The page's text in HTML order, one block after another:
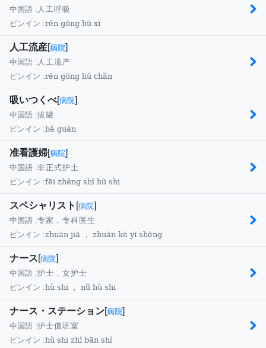
中国語 : 人工呼吸
ピンイン :rén gōng hū xī
人工流産[病院]
中国語 : 人工流产
ピンイン :rén gōng liú chǎn
吸いつくべ[病院]
中国語 :拔罐
ピンイン :bá guàn
准看護婦[病院]
中国語 :非正式护士
ピンイン :fēi zhèng shì hù shi
スペシャリスト [病院]
中国語 :专家，专科医生
ピンイン :zhuān jiā ， zhuān kē yī shēng
ナース[病院]
中国語 :护士，女护士
ピンイン :hù shi ， nǚ hù shi
ナース・ステーション[病院]
中国語 :护士值班室
ピンイン :hù shi zhí bān shì